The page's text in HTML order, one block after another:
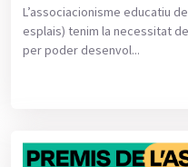
L’associacionisme educatiu
esplais) tenim la necessitat
per poder desenvol...